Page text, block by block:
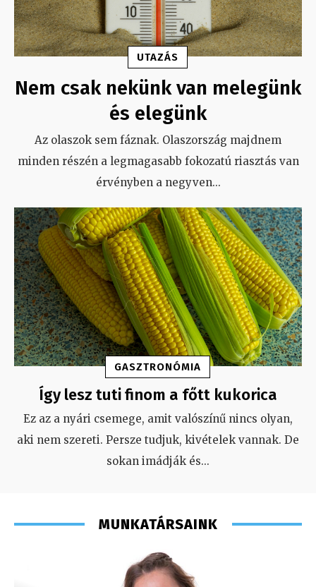
UTAZÁS
Nem csak nekünk van melegünk
és elegünk
Az olaszok sem fáznak. Olaszország majdnem
minden részén a legmagasabb fokozatú riasztás van
érvényben a negyven...
GASZTRONÓMIA
Így lesz tuti finom a főtt kukorica
Ez az a nyári csemege, amit valószínű nincs olyan,
aki nem szereti. Persze tudjuk, kivételek vannak. De
sokan imádják és...
MUNKATÁRSAINK